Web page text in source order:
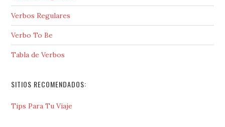
Verbos Regulares
Verbo To Be
Tabla de Verbos
SITIOS RECOMENDADOS:
Tips Para Tu Viaje